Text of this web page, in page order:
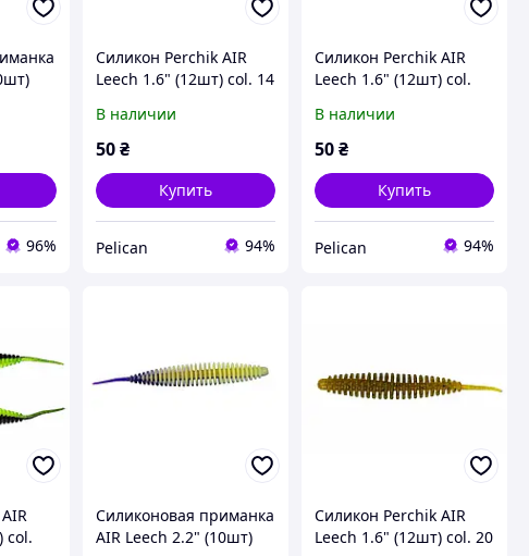
96%
Силикон Perchik AIR
Leech 1.6" (12шт) col. 14
В наличии
50 ₴
Купить
Pelican 94%
Силикон Perchik AIR
Leech 1.6" (12шт) col.
В наличии
50₴
Купить
Pelican 94%
col.
Cиликоновая приманка
AIR Leech 2.2" (10шт)
Силикон Perchik AIR
Leech 1.6" (12шт) col. 20